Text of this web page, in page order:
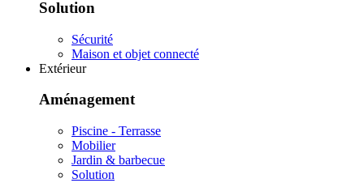
Solution
Sécurité
Maison et objet connecté
Extérieur
Aménagement
Piscine - Terrasse
Mobilier
Jardin & barbecue
Solution